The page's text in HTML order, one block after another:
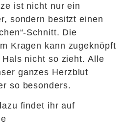
ist nicht nur ein
sondern besitzt einen
Schnitt. Die
Kragen kann zugeknöpft
nicht so zieht. Alle
ganzes Herzblut
so besonders.
findet ihr auf